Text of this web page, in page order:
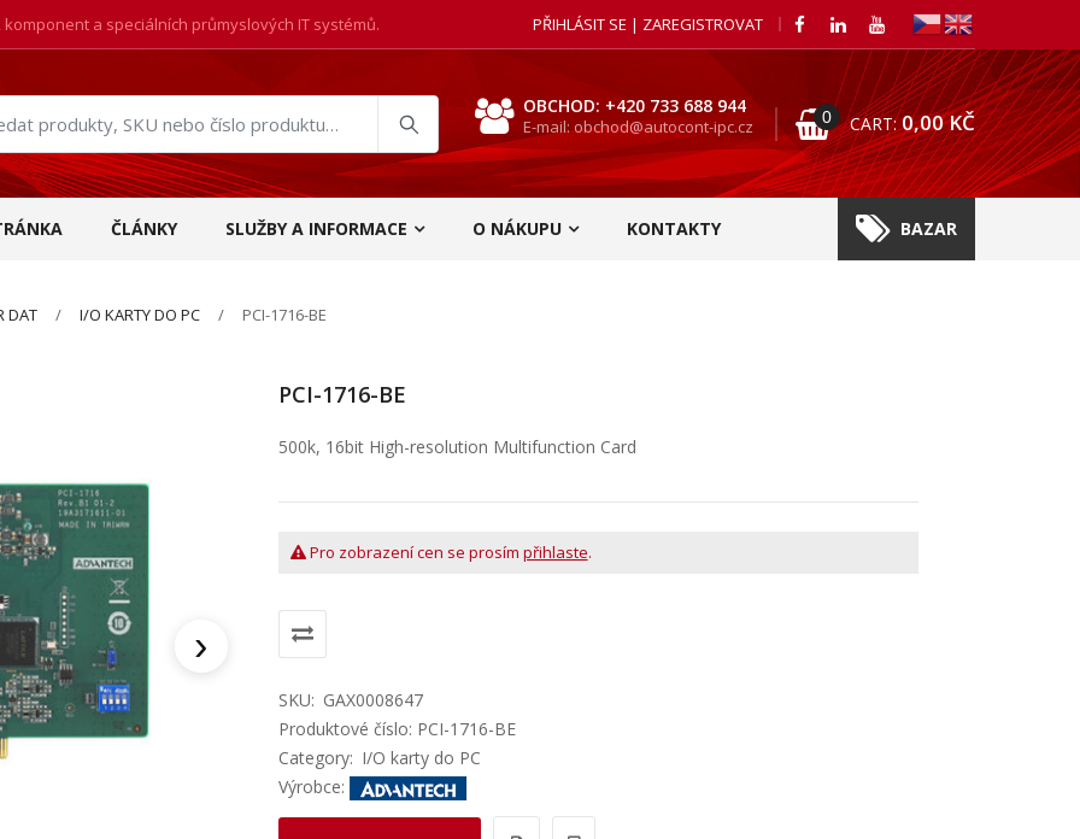
a speciálních průmyslových IT systémů. PŘIHLÁSIT SE | ZAREGISTROVAT
OBCHOD: +420 733 688 944
E-mail: obchod@autocont-ipc.cz 0 CART: 0,00KČ
ČLÁNKY SLUŽBY A INFORMACE O NÁKUPU KONTAKTY BAZAR
DAT I/O KARTY DO PC PCI-1716-BE
›
PCI-1716-BE
500k, 16bit High-resolution Multifunction Card
Pro zobrazení cen se prosím přihlaste.
SKU: GAX0008647
Produktové číslo: PCI-1716-BE
Category: I/O karty do PC
Výrobce: